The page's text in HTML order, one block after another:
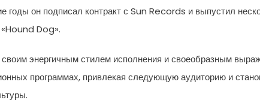
он подписал контракт с Sun Records и выпустил
Dog».
энергичным стилем исполнения и своеобразным
программах, привлекая следующую аудиторию и